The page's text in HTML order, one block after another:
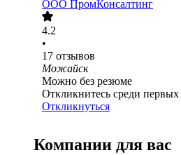
ООО ПромКонсалтинг
4.2
•
17 отзывов
Можайск
Можно без резюме
Откликнитесь среди первых
Откликнуться
Компании для вас